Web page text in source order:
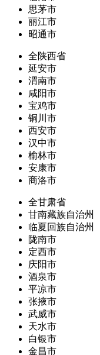
思茅市
丽江市
昭通市
全陕西省
延安市
渭南市
咸阳市
宝鸡市
铜川市
西安市
汉中市
榆林市
安康市
商洛市
全甘肃省
甘南藏族自治州
临夏回族自治州
陇南市
定西市
庆阳市
酒泉市
平凉市
张掖市
武威市
天水市
白银市
金昌市